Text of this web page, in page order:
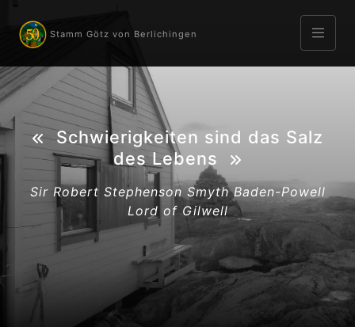
Stamm Götz von Berlichingen
Schwierigkeiten sind das Salz
des Lebens
Sir Robert Stephenson Smyth Baden-Powell
Lord of Gilwell